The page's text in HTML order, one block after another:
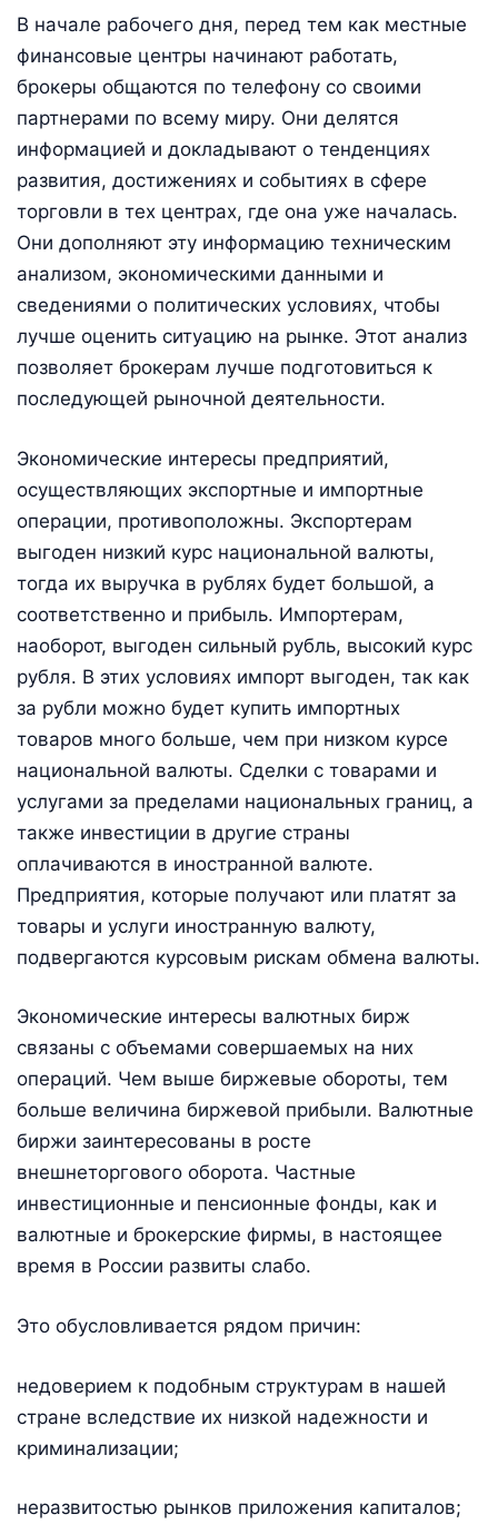
В начале рабочего дня, перед тем как местные
финансовые центры начинают работать,
брокеры общаются по телефону со своими
партнерами по всему миру. Они делятся
информацией и докладывают о тенденциях
развития, достижениях и событиях в сфере
торговли в тех центрах, где она уже началась.
Они дополняют эту информацию техническим
анализом, экономическими данными и
сведениями о политических условиях, чтобы
лучше оценить ситуацию на рынке. Этот анализ
позволяет брокерам лучше подготовиться к
последующей рыночной деятельности.
Экономические интересы предприятий,
осуществляющих экспортные и импортные
операции, противоположны. Экспортерам
выгоден низкий курс национальной валюты,
тогда их выручка в рублях будет большой, а
соответственно и прибыль. Импортерам,
наоборот, выгоден сильный рубль, высокий курс
рубля. В этих условиях импорт выгоден, так как
за рубли можно будет купить импортных
товаров много больше, чем при низком курсе
национальной валюты. Сделки с товарами и
услугами за пределами национальных границ, а
также инвестиции в другие страны
оплачиваются в иностранной валюте.
Предприятия, которые получают или платят за
товары и услуги иностранную валюту,
подвергаются курсовым рискам обмена валюты.
Экономические интересы валютных бирж
связаны с объемами совершаемых на них
операций. Чем выше биржевые обороты, тем
больше величина биржевой прибыли. Валютные
биржи заинтересованы в росте
внешнеторгового оборота. Частные
инвестиционные и пенсионные фонды, как и
валютные и брокерские фирмы, в настоящее
время в России развиты слабо.
Это обусловливается рядом причин:
недоверием к подобным структурам в нашей
стране вследствие их низкой надежности и
криминализации;
неразвитостью рынков приложения капиталов;